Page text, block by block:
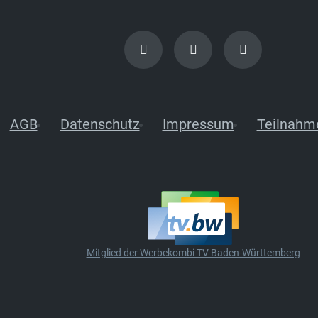
AGB Datenschutz Impressum
Mitglied der Werbekombi TV Baden-Württemberg